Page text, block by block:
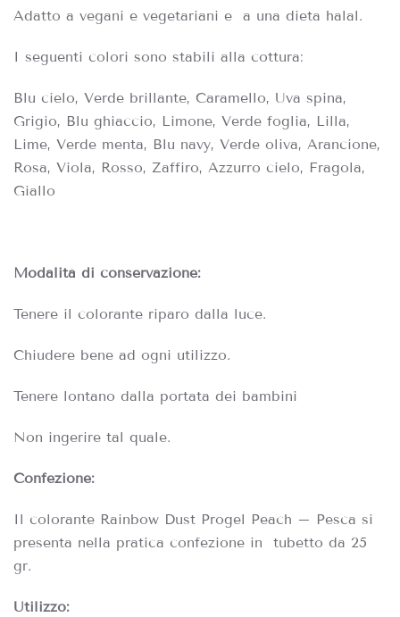
Adatto a vegani e vegetariani e a una dieta halal.
I seguenti colori sono stabili alla cottura:
Blu cielo, Verde brillante, Caramello, Uva spina,
Grigio, Blu ghiaccio, Limone, Verde foglia, Lilla,
Lime, Verde menta, Blu navy, Verde oliva, Arancione,
Rosa, Viola, Rosso, Zaffiro, Azzurro cielo, Fragola,
Giallo
Modalità di conservazione:
Tenere il colorante riparo dalla luce.
Chiudere bene ad ogni utilizzo.
Tenere lontano dalla portata dei bambini
Non ingerire tal quale.
Confezione:
Il colorante Rainbow Dust Progel Peach – Pesca si
presenta nella pratica confezione in tubetto da 25
gr.
Utilizzo: